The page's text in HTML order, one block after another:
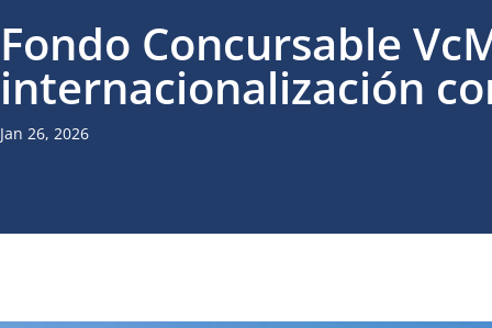
Fondo Concursable
internacionalización
Jan 26, 2026